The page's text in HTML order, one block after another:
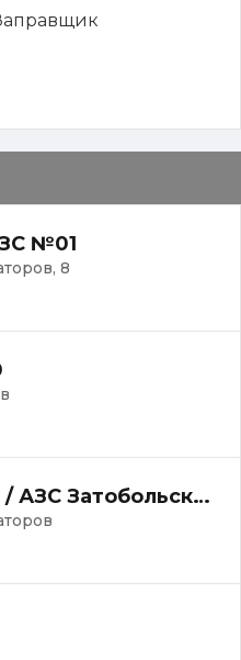
№01
8
Мунай Онімдері (KZ) / АЗС Затобольская-1